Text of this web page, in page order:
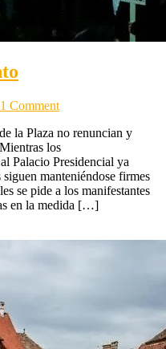
1 Commenton
día,
octavo
punto
la Plaza no renuncian y
los
Palacio Presidencial ya
manteniéndose firmes
se pide a los manifestantes
en la medida […]